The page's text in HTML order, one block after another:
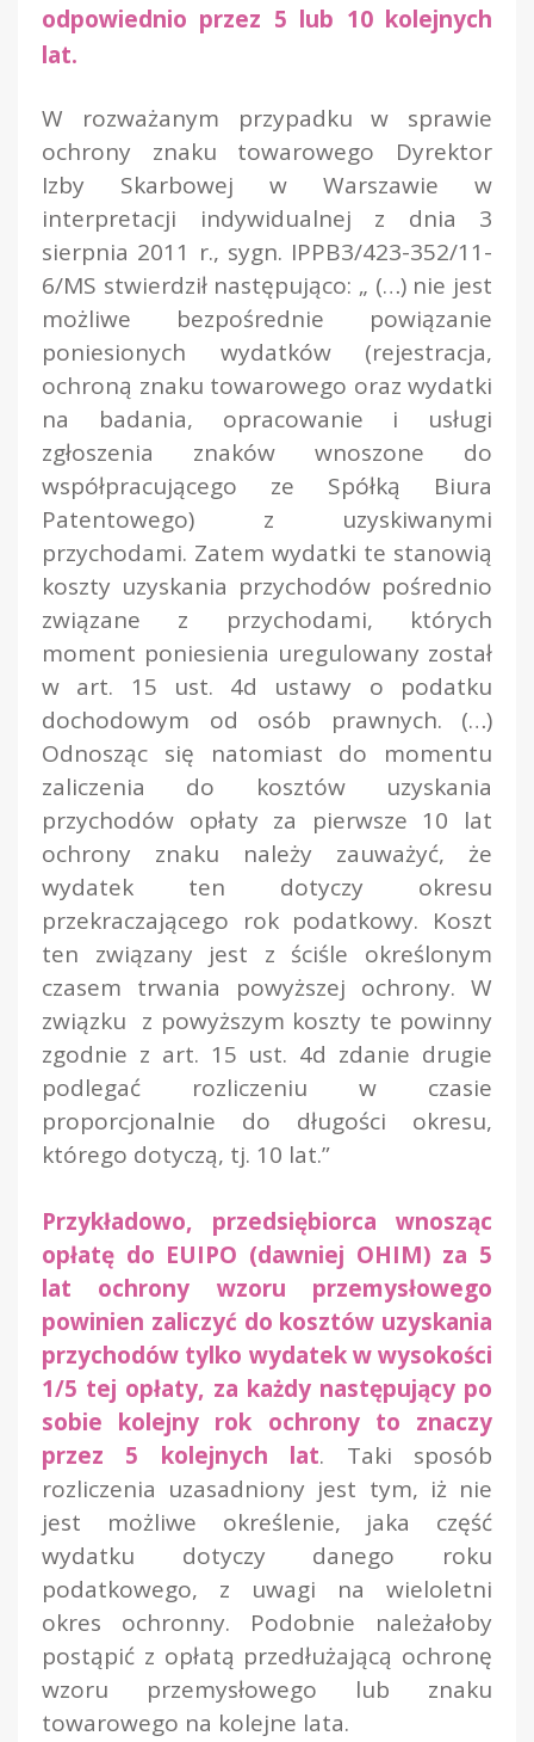
odpowiednio przez 5 lub 10 kolejnych
lat.
W rozważanym przypadku w sprawie
ochrony znaku towarowego Dyrektor
Izby Skarbowej w Warszawie w
interpretacji indywidualnej z dnia 3
sierpnia 2011 r., sygn. IPPB3/423-352/11-
6/MS stwierdził następująco: „ (…) nie jest
możliwe bezpośrednie powiązanie
poniesionych wydatków (rejestracja,
ochroną znaku towarowego oraz wydatki
na badania, opracowanie i usługi
zgłoszenia znaków wnoszone do
współpracującego ze Spółką Biura
Patentowego) z uzyskiwanymi
przychodami. Zatem wydatki te stanowią
koszty uzyskania przychodów pośrednio
związane z przychodami, których
moment poniesienia uregulowany został
w art. 15 ust. 4d ustawy o podatku
dochodowym od osób prawnych.
(…)
Odnosząc się natomiast do momentu
zaliczenia do kosztów uzyskania
przychodów opłaty za pierwsze 10 lat
ochrony znaku należy zauważyć, że
wydatek ten dotyczy okresu
przekraczającego rok podatkowy. Koszt
ten związany jest z ściśle określonym
czasem trwania powyższej ochrony. W
związku z powyższym koszty te powinny
zgodnie z art. 15 ust. 4d zdanie drugie
podlegać rozliczeniu w czasie
proporcjonalnie do długości okresu,
którego dotyczą, tj. 10 lat.”
Przykładowo, przedsiębiorca wnosząc
opłatę do EUIPO (dawniej OHIM) za 5
lat ochrony wzoru przemysłowego
powinien zaliczyć do kosztów uzyskania
przychodów tylko wydatek w wysokości
1/5 tej opłaty, za każdy następujący po
sobie kolejny rok ochrony to znaczy
przez 5 kolejnych lat. Taki sposób
rozliczenia uzasadniony jest tym, iż nie
jest możliwe określenie, jaka część
wydatku dotyczy danego roku
podatkowego, z uwagi na wieloletni
okres ochronny. Podobnie należałoby
postąpić z opłatą przedłużającą ochronę
wzoru przemysłowego lub znaku
towarowego na kolejne lata.